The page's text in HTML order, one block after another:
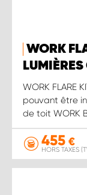
WORK
WORK FLARE
pouvant être
de toit WORK
455 €
HORS TAXES